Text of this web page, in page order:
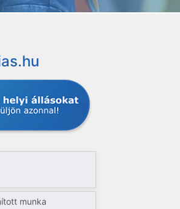
munka